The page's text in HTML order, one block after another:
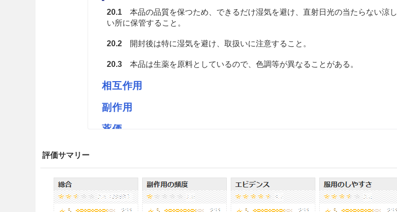
20.1本品の品質を保つため、できるだけ湿気を避け、直射日光の当たらない涼し
い所に保管すること。
20.2開封後は特に湿気を避け、取扱いに注意すること。
20.3本品は生薬を原料としているので、色調等が異なることがある。
相互作用
副作用
薬価
評価サマリー